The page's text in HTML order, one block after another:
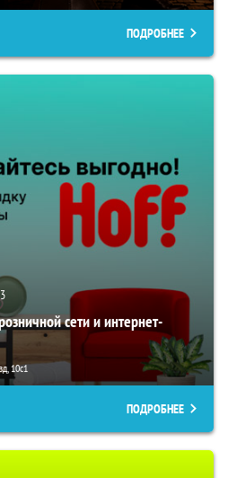
ПОДРОБНЕЕ
сети и интернет-
10с1
ПОДРОБНЕЕ